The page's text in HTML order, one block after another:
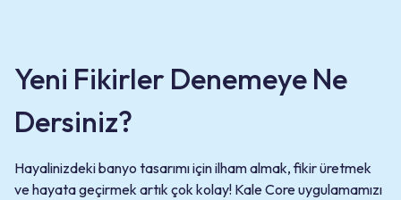
Yeni Fikirler Denemeye Ne
Dersiniz?
Hayalinizdeki banyo tasarımı için ilham almak, fikir üretmek
ve hayata geçirmek artık çok kolay! Kale Core uygulamamızı